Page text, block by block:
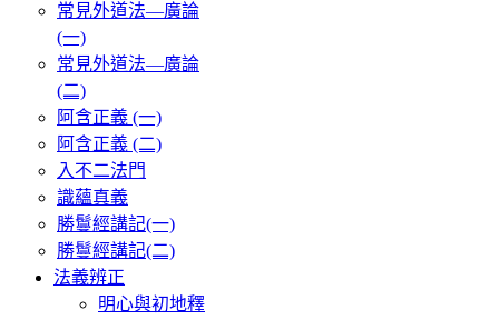
常見外道法—廣論
(一)
常見外道法—廣論
(二)
阿含正義 (一)
阿含正義 (二)
入不二法門
識蘊真義
勝鬘經講記(一)
勝鬘經講記(二)
法義辨正
明心與初地釋